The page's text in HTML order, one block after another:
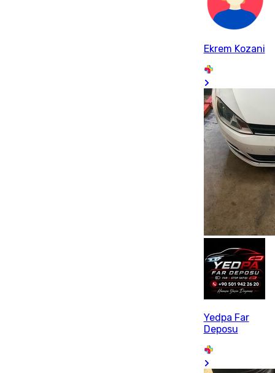
Ekrem Kozani
Yedpa Far
Deposu